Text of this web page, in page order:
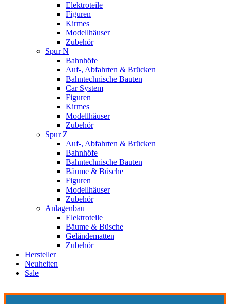
Elektroteile
Figuren
Kirmes
Modellhäuser
Zubehör
Spur N
Bahnhöfe
Auf-, Abfahrten & Brücken
Bahntechnische Bauten
Car System
Figuren
Kirmes
Modellhäuser
Zubehör
Spur Z
Auf-, Abfahrten & Brücken
Bahnhöfe
Bahntechnische Bauten
Bäume & Büsche
Figuren
Modellhäuser
Zubehör
Anlagenbau
Elektroteile
Bäume & Büsche
Geländematten
Zubehör
Hersteller
Neuheiten
Sale